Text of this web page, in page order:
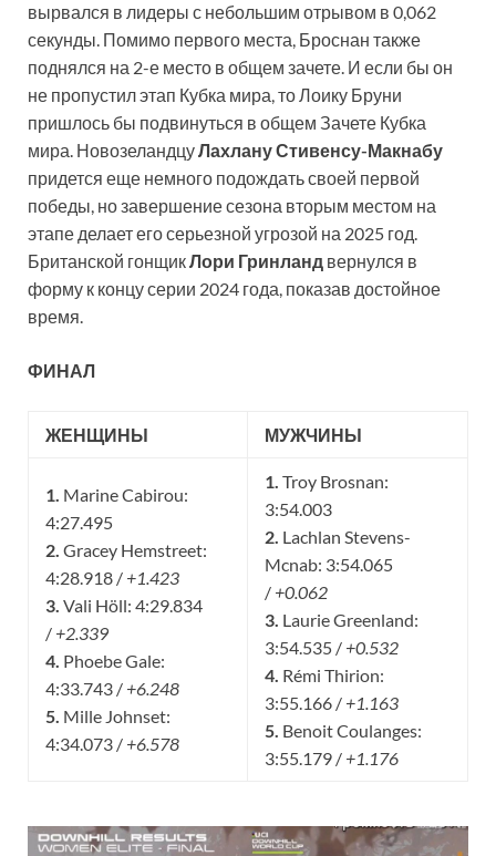
вырвался в лидеры с небольшим отрывом в 0,062
секунды. Помимо первого места, Броснан также
поднялся на 2-е место в общем зачете. И если бы он
не пропустил этап Кубка мира, то Лоику Бруни
пришлось бы подвинуться в общем Зачете Кубка
мира. НовозеландцуЛахлану Стивенсу-Макнабу
придется еще немного подождать своей первой
победы, но завершение сезона вторым местом на
этапе делает его серьезной угрозой на 2025 год.
Британской гонщикЛори Гринланд вернулся в
форму к концу серии 2024 года, показав достойное
время.
ФИНАЛ
ЖЕНЩИНЫ МУЖЧИНЫ
1. Marine Cabirou:
4:27.495
2. Gracey Hemstreet:
4:28.918 / +1.423
3. Vali Höll: 4:29.834
/ +2.339
4. Phoebe Gale:
4:33.743 / +6.248
5. Mille Johnset:
4:34.073 / +6.578
1. Troy Brosnan:
3:54.003
2. Lachlan Stevens-
Mcnab: 3:54.065
/ +0.062
3. Laurie Greenland:
3:54.535 / +0.532
4. Rémi Thirion:
3:55.166 / +1.163
5. Benoit Coulanges:
3:55.179 / +1.176